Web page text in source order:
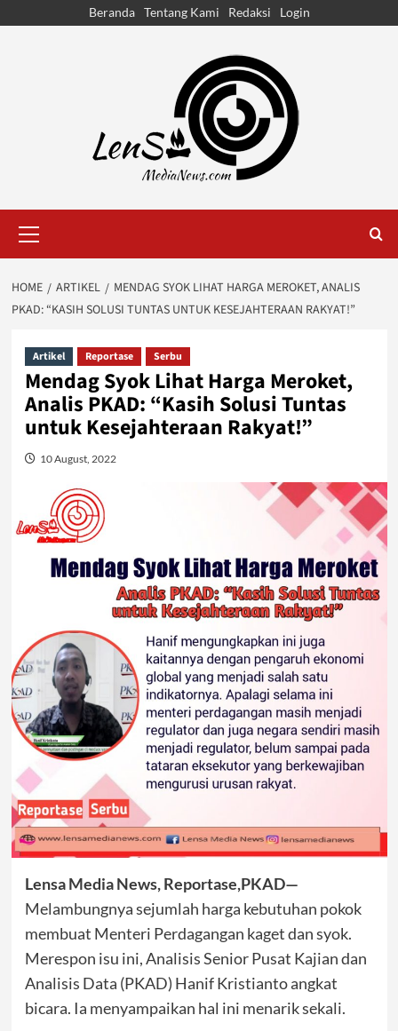
Beranda Tentang Kami Redaksi Login
Menu
HOME ARTIKEL
MENDAG SYOK LIHAT HARGA MEROKET, ANALIS
PKAD: “KASIH SOLUSI TUNTAS UNTUK KESEJAHTERAAN RAKYAT!”
Artikel Reportase Serbu
Mendag Syok Lihat Harga Meroket,
Analis PKAD: “Kasih Solusi Tuntas
untuk Kesejahteraan Rakyat!”
10 August, 2022
Lensa Media News, Reportase,PKAD—
Melambungnya sejumlah harga kebutuhan pokok
membuat Menteri Perdagangan kaget dan syok.
Merespon isu ini, Analisis Senior Pusat Kajian dan
Analisis Data (PKAD) Hanif Kristianto angkat
bicara. Ia menyampaikan hal ini menarik sekali.